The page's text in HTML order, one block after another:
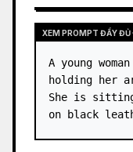
XEM PROMPT ĐẦY ĐỦ
A young
holding her
She is
on black